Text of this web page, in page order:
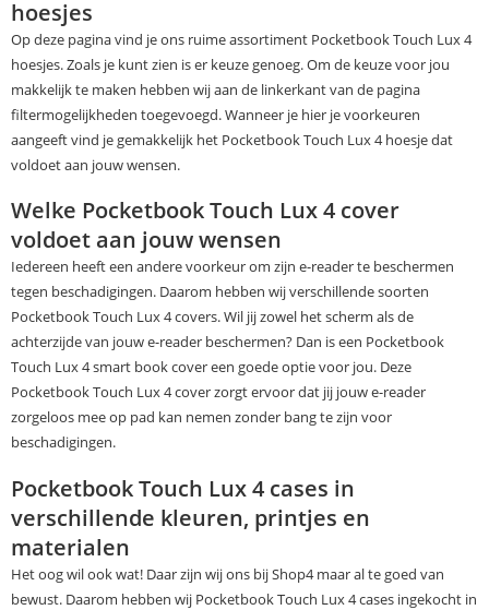
hoesjes
Op deze pagina vind je ons ruime assortiment Pocketbook Touch Lux 4
hoesjes. Zoals je kunt zien is er keuze genoeg. Om de keuze voor jou
makkelijk te maken hebben wij aan de linkerkant van de pagina
filtermogelijkheden toegevoegd. Wanneer je hier je voorkeuren
aangeeft vind je gemakkelijk het Pocketbook Touch Lux 4 hoesje dat
voldoet aan jouw wensen.
Welke Pocketbook Touch Lux 4 cover
voldoet aan jouw wensen
Iedereen heeft een andere voorkeur om zijn e-reader te beschermen
tegen beschadigingen. Daarom hebben wij verschillende soorten
Pocketbook Touch Lux 4 covers. Wil jij zowel het scherm als de
achterzijde van jouw e-reader beschermen? Dan is een Pocketbook
Touch Lux 4 smart book cover een goede optie voor jou. Deze
Pocketbook Touch Lux 4 cover zorgt ervoor dat jij jouw e-reader
zorgeloos mee op pad kan nemen zonder bang te zijn voor
beschadigingen.
Pocketbook Touch Lux 4 cases in
verschillende kleuren, printjes en
materialen
Het oog wil ook wat! Daar zijn wij ons bij Shop4 maar al te goed van
bewust. Daarom hebben wij Pocketbook Touch Lux 4 cases ingekocht in